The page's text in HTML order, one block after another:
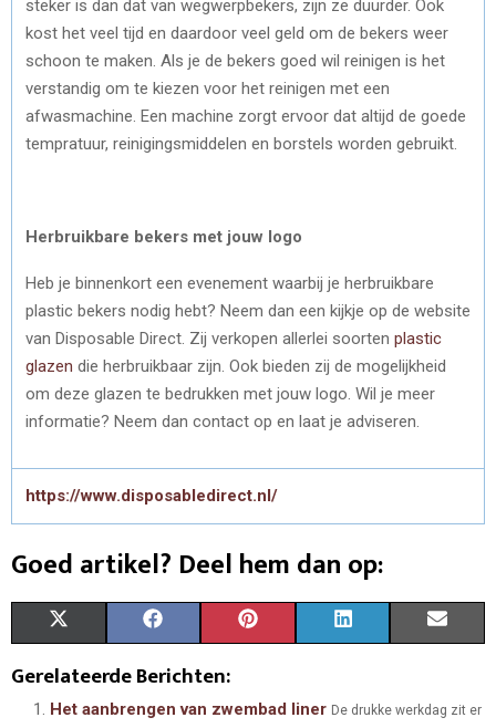
steker is dan dat van wegwerpbekers, zijn ze duurder. Ook
kost het veel tijd en daardoor veel geld om de bekers weer
schoon te maken. Als je de bekers goed wil reinigen is het
verstandig om te kiezen voor het reinigen met een
afwasmachine. Een machine zorgt ervoor dat altijd de goede
tempratuur, reinigingsmiddelen en borstels worden gebruikt.
Herbruikbare bekers met jouw logo
Heb je binnenkort een evenement waarbij je herbruikbare
plastic bekers nodig hebt? Neem dan een kijkje op de website
van Disposable Direct. Zij verkopen allerlei soorten plastic
glazen die herbruikbaar zijn. Ook bieden zij de mogelijkheid
om deze glazen te bedrukken met jouw logo. Wil je meer
informatie? Neem dan contact op en laat je adviseren.
https://www.disposabledirect.nl/
Goed artikel? Deel hem dan op:
T C N AA
Gerelateerde Berichten:
Het aanbrengen van zwembad liner De drukke werkdag zit er